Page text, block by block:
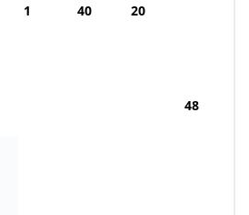
1 40 20
48